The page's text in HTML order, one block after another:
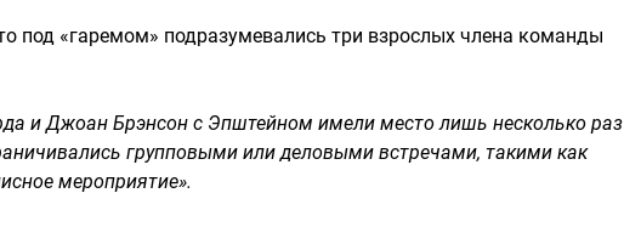
под «гаремом» подразумевались три взрослых члена команды
и Джоан Брэнсон с Эпштейном имели место лишь несколько раз
групповыми или деловыми встречами, такими как
мероприятие».